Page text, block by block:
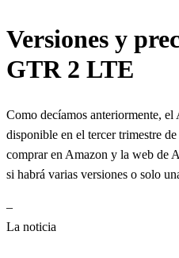
Versiones y
GTR 2 LTE
Como decíamos anteriormente,
disponible en el tercer trimestre
comprar en Amazon y la web de
si habrá varias versiones o solo
–
La noticia